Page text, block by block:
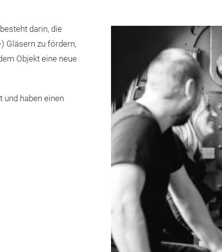
darin, die
Gläsern zu fördern,
Objekt eine neue
und haben einen